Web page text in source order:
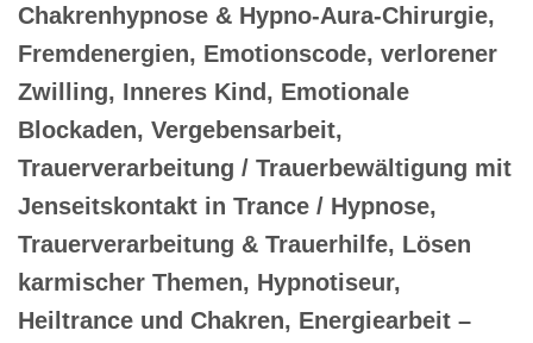
Chakrenhypnose & Hypno-Aura-Chirurgie,
Fremdenergien, Emotionscode, verlorener
Zwilling, Inneres Kind, Emotionale
Blockaden, Vergebensarbeit,
Trauerverarbeitung / Trauerbewältigung mit
Jenseitskontakt in Trance / Hypnose,
Trauerverarbeitung & Trauerhilfe, Lösen
karmischer Themen, Hypnotiseur,
Heiltrance und Chakren, Energiearbeit –